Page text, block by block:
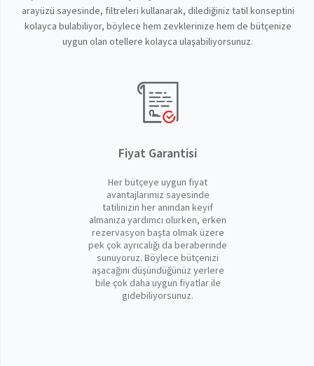
arayüzü sayesinde, filtreleri kullanarak, dilediğiniz tatil konseptini
kolayca bulabiliyor, böylece hem zevklerinize hem de bütçenize
uygun olan otellere kolayca ulaşabiliyorsunuz.
Fiyat Garantisi
Her bütçeye uygun fiyat
avantajlarımız sayesinde
tatilinizin her anından keyif
almanıza yardımcı olurken, erken
rezervasyon başta olmak üzere
pek çok ayrıcalığı da beraberinde
sunuyoruz. Böylece bütçenizi
aşacağını düşündüğünüz yerlere
bile çok daha uygun fiyatlar ile
gidebiliyorsunuz.